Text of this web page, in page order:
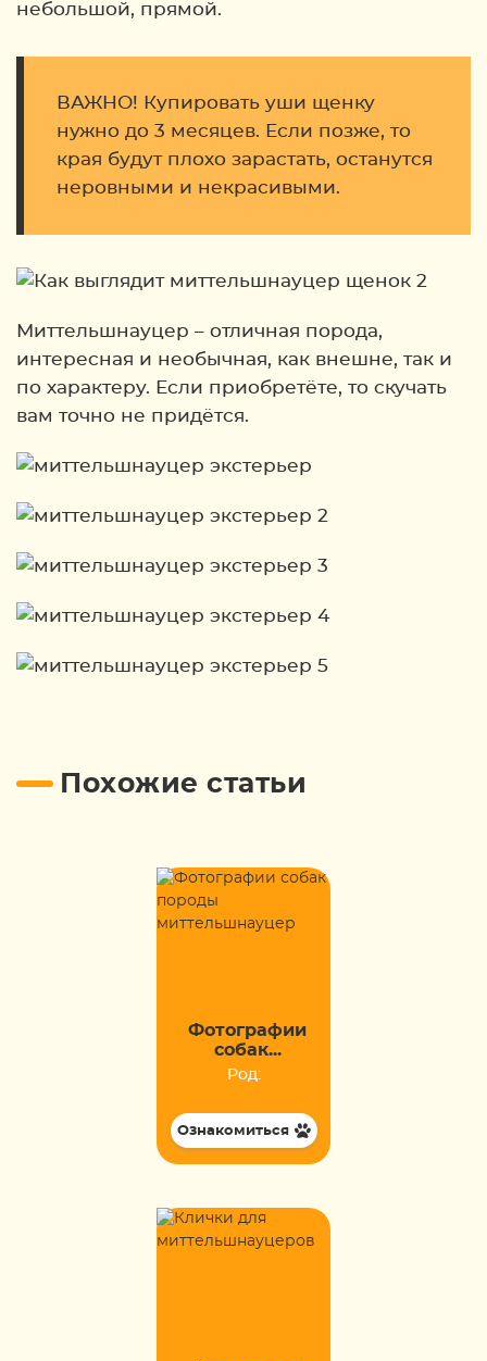
небольшой, прямой.
ВАЖНО! Купировать уши щенку
нужно до 3 месяцев. Если позже, то
края будут плохо зарастать, останутся
неровными и некрасивыми.
Миттельшнауцер – отличная порода,
интересная и необычная, как внешне, так и
по характеру. Если приобретёте, то скучать
вам точно не придётся.
Похожие статьи
Фотографии
собак...
Род:
Ознакомиться